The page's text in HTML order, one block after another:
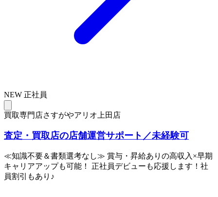
NEW 正社員
買取専門店さすがやアリオ上田店
査定・買取店の店舗運営サポート／未経験可
≪知識不要＆書類選考なし≫ 賞与・昇給ありの高収入×早期
キャリアアップも可能！ 正社員デビューも応援します！社
員割引もあり♪